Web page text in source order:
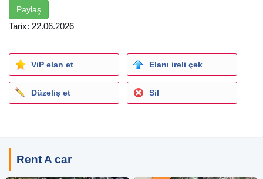
Paylaş
Tarix: 22.06.2026
ViP elan et Elanı irəli çək
Düzəliş et Sil
Rent A car